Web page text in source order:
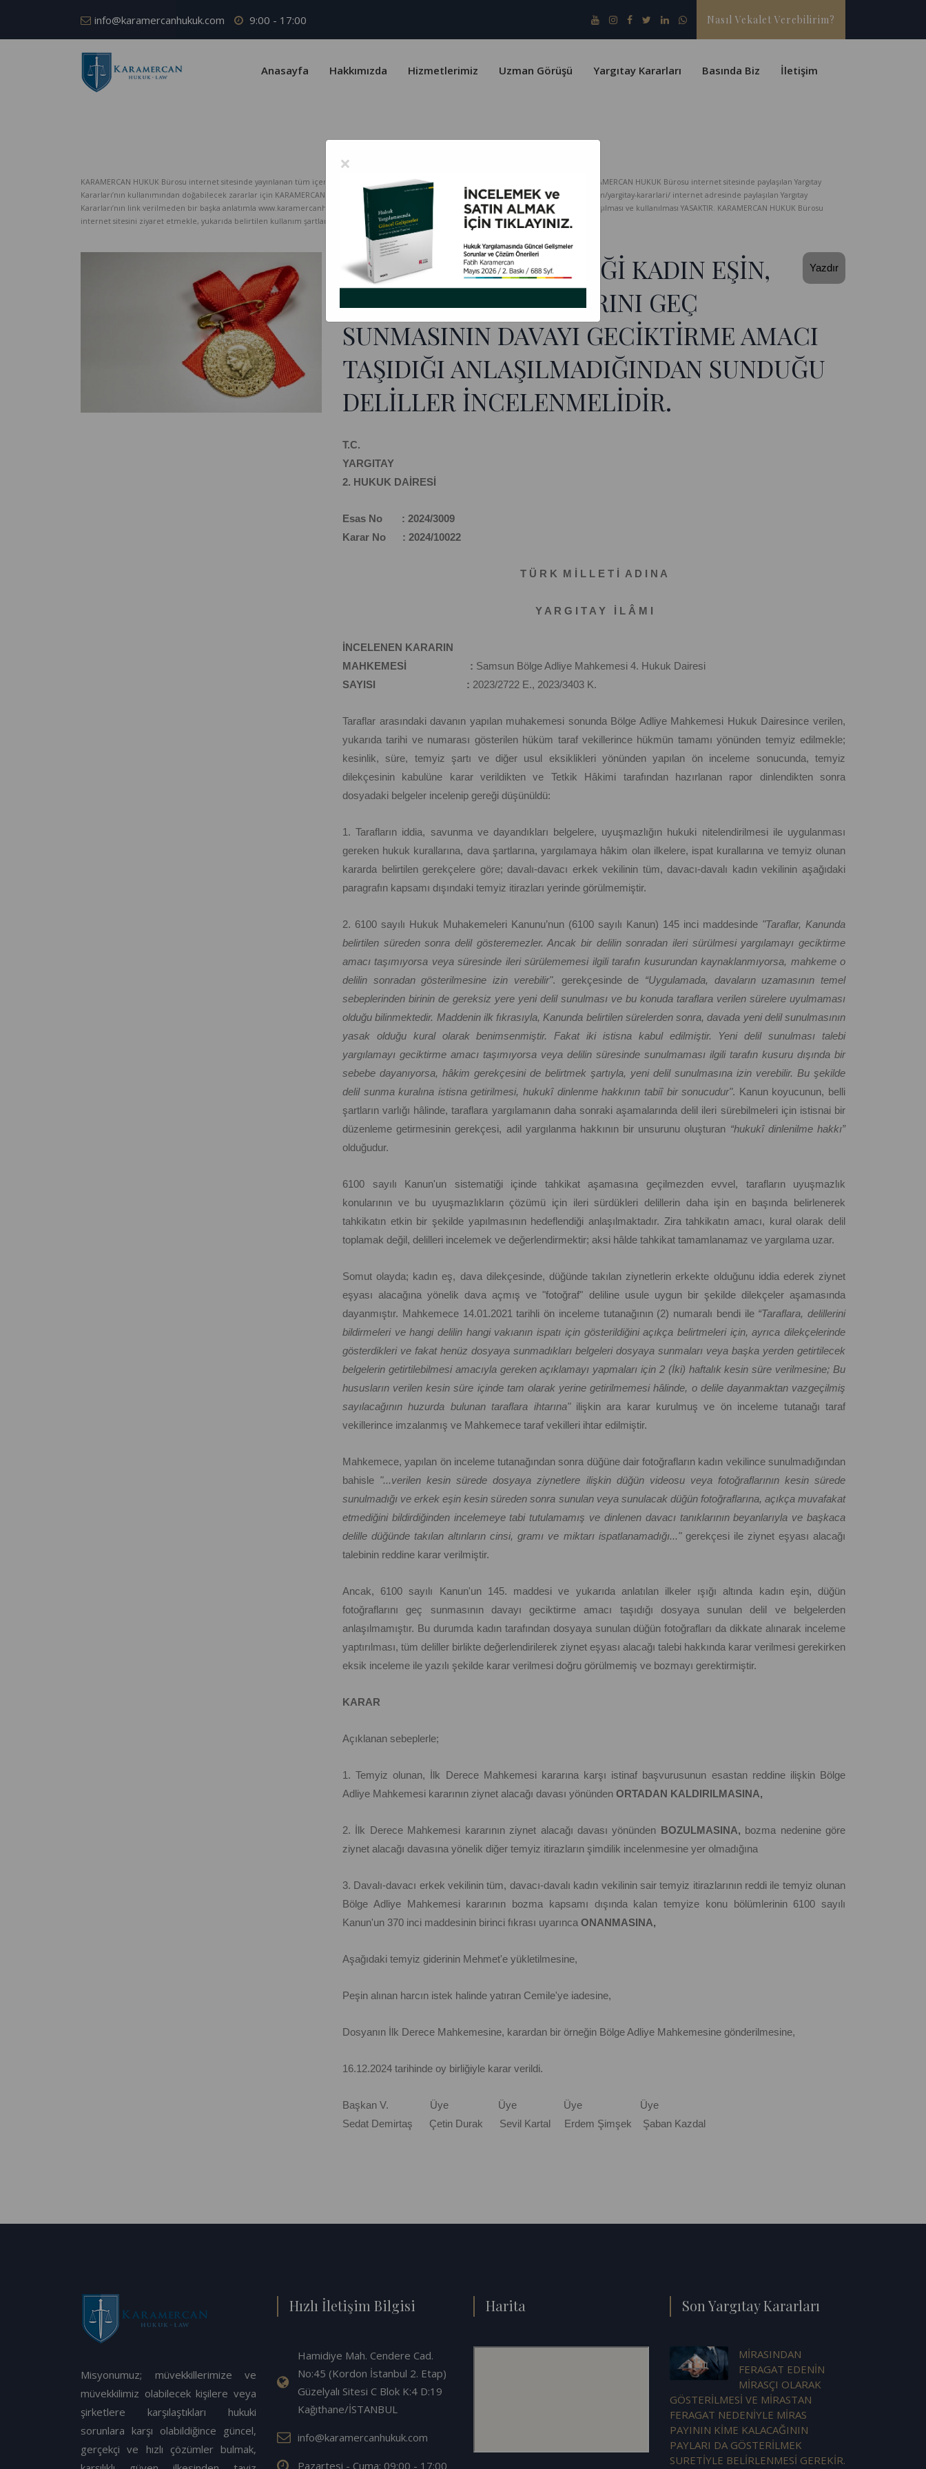
info@karamercanhukuk.com 9:00 - 17:00 Nasıl Vekalet Verebilirim?
Anasayfa Hakkımızda Hizmetlerimiz Uzman Görüşü Yargıtay Kararları Basında Biz İletişim
KARAMERCAN HUKUK Bürosu internet sitesinde yayınlanan tüm içerik telif yasaları ve Türk Patent Enstitüsü kapsamında koruma altındadır. KARAMERCAN HUKUK Bürosu internet sitesinde paylaşılan Yargıtay
Kararları’nın kullanımından doğabilecek zararlar için KARAMERCAN HUKUK Bürosu hiçbir sorumluluk kabul etmez. www.karamercanhukuk.com/yargitay-kararlari/ internet adresinde paylaşılan Yargıtay
Kararları’nın link verilmeden bir başka anlatımla www.karamercanhukuk.com internet adresinden alındığı belirtilmeksizin kopyalanması, paylaşılması ve kullanılması YASAKTIR. KARAMERCAN HUKUK Bürosu
internet sitesini ziyaret etmekle, yukarıda belirtilen kullanım şartlarını kabul etmiş sayılırsınız.
Yazdır
HMK 145 HÜKMÜ GEREĞİ KADIN EŞİN,
DÜĞÜN FOTOĞRAFLARINI GEÇ
SUNMASININ DAVAYI GECİKTİRME AMACI
TAŞIDIĞI ANLAŞILMADIĞINDAN SUNDUĞU
DELİLLER İNCELENMELİDİR.
T.C.
YARGITAY
2. HUKUK DAİRESİ
Esas No : 2024/3009
Karar No : 2024/10022
T Ü R K M İ L L E T İ A D I N A
Y A R G I T A Y İ L Â M I
İNCELENEN KARARIN
MAHKEMESİ : Samsun Bölge Adliye Mahkemesi 4. Hukuk Dairesi
SAYISI : 2023/2722 E., 2023/3403 K.
Taraflar arasındaki davanın yapılan muhakemesi sonunda Bölge Adliye Mahkemesi Hukuk Dairesince verilen,
yukarıda tarihi ve numarası gösterilen hüküm taraf vekillerince hükmün tamamı yönünden temyiz edilmekle;
kesinlik, süre, temyiz şartı ve diğer usul eksiklikleri yönünden yapılan ön inceleme sonucunda, temyiz
dilekçesinin kabulüne karar verildikten ve Tetkik Hâkimi tarafından hazırlanan rapor dinlendikten sonra
dosyadaki belgeler incelenip gereği düşünüldü:
1. Tarafların iddia, savunma ve dayandıkları belgelere, uyuşmazlığın hukuki nitelendirilmesi ile uygulanması
gereken hukuk kurallarına, dava şartlarına, yargılamaya hâkim olan ilkelere, ispat kurallarına ve temyiz olunan
kararda belirtilen gerekçelere göre; davalı-davacı erkek vekilinin tüm, davacı-davalı kadın vekilinin aşağıdaki
paragrafın kapsamı dışındaki temyiz itirazları yerinde görülmemiştir.
2. 6100 sayılı Hukuk Muhakemeleri Kanunu’nun (6100 sayılı Kanun) 145 inci maddesinde "Taraflar, Kanunda
belirtilen süreden sonra delil gösteremezler. Ancak bir delilin sonradan ileri sürülmesi yargılamayı geciktirme
amacı taşımıyorsa veya süresinde ileri sürülememesi ilgili tarafın kusurundan kaynaklanmıyorsa, mahkeme o
delilin sonradan gösterilmesine izin verebilir". gerekçesinde de “Uygulamada, davaların uzamasının temel
sebeplerinden birinin de gereksiz yere yeni delil sunulması ve bu konuda taraflara verilen sürelere uyulmaması
olduğu bilinmektedir. Maddenin ilk fıkrasıyla, Kanunda belirtilen sürelerden sonra, davada yeni delil sunulmasının
yasak olduğu kural olarak benimsenmiştir. Fakat iki istisna kabul edilmiştir. Yeni delil sunulması talebi
yargılamayı geciktirme amacı taşımıyorsa veya delilin süresinde sunulmaması ilgili tarafın kusuru dışında bir
sebebe dayanıyorsa, hâkim gerekçesini de belirtmek şartıyla, yeni delil sunulmasına izin verebilir. Bu şekilde
delil sunma kuralına istisna getirilmesi, hukukî dinlenme hakkının tabiî bir sonucudur". Kanun koyucunun, belli
şartların varlığı hâlinde, taraflara yargılamanın daha sonraki aşamalarında delil ileri sürebilmeleri için istisnai bir
düzenleme getirmesinin gerekçesi, adil yargılanma hakkının bir unsurunu oluşturan “hukukî dinlenilme hakkı”
olduğudur.
6100 sayılı Kanun'un sistematiği içinde tahkikat aşamasına geçilmezden evvel, tarafların uyuşmazlık
konularının ve bu uyuşmazlıkların çözümü için ileri sürdükleri delillerin daha işin en başında belirlenerek
tahkikatın etkin bir şekilde yapılmasının hedeflendiği anlaşılmaktadır. Zira tahkikatın amacı, kural olarak delil
toplamak değil, delilleri incelemek ve değerlendirmektir; aksi hâlde tahkikat tamamlanamaz ve yargılama uzar.
Somut olayda; kadın eş, dava dilekçesinde, düğünde takılan ziynetlerin erkekte olduğunu iddia ederek ziynet
eşyası alacağına yönelik dava açmış ve "fotoğraf" deliline usule uygun bir şekilde dilekçeler aşamasında
dayanmıştır. Mahkemece 14.01.2021 tarihli ön inceleme tutanağının (2) numaralı bendi ile “Taraflara, delillerini
bildirmeleri ve hangi delilin hangi vakıanın ispatı için gösterildiğini açıkça belirtmeleri için, ayrıca dilekçelerinde
gösterdikleri ve fakat henüz dosyaya sunmadıkları belgeleri dosyaya sunmaları veya başka yerden getirtilecek
belgelerin getirtilebilmesi amacıyla gereken açıklamayı yapmaları için 2 (İki) haftalık kesin süre verilmesine; Bu
hususların verilen kesin süre içinde tam olarak yerine getirilmemesi hâlinde, o delile dayanmaktan vazgeçilmiş
sayılacağının huzurda bulunan taraflara ihtarına"ilişkin ara karar kurulmuş ve ön inceleme tutanağı taraf
vekillerince imzalanmış ve Mahkemece taraf vekilleri ihtar edilmiştir.
Mahkemece, yapılan ön inceleme tutanağından sonra düğüne dair fotoğrafların kadın vekilince sunulmadığından
bahisle "...verilen kesin sürede dosyaya ziynetlere ilişkin düğün videosu veya fotoğraflarının kesin sürede
sunulmadığı ve erkek eşin kesin süreden sonra sunulan veya sunulacak düğün fotoğraflarına, açıkça muvafakat
etmediğini bildirdiğinden incelemeye tabi tutulamamış ve dinlenen davacı tanıklarının beyanlarıyla ve başkaca
delille düğünde takılan altınların cinsi, gramı ve miktarı ispatlanamadığı..."gerekçesi ile ziynet eşyası alacağı
talebinin reddine karar verilmiştir.
Ancak, 6100 sayılı Kanun'un 145. maddesi ve yukarıda anlatılan ilkeler ışığı altında kadın eşin, düğün
fotoğraflarını geç sunmasının davayı geciktirme amacı taşıdığı dosyaya sunulan delil ve belgelerden
anlaşılmamıştır. Bu durumda kadın tarafından dosyaya sunulan düğün fotoğrafları da dikkate alınarak inceleme
yaptırılması, tüm deliller birlikte değerlendirilerek ziynet eşyası alacağı talebi hakkında karar verilmesi gerekirken
eksik inceleme ile yazılı şekilde karar verilmesi doğru görülmemiş ve bozmayı gerektirmiştir.
KARAR
Açıklanan sebeplerle;
1. Temyiz olunan, İlk Derece Mahkemesi kararına karşı istinaf başvurusunun esastan reddine ilişkin Bölge
Adliye Mahkemesi kararının ziynet alacağı davası yönünden ORTADAN KALDIRILMASINA,
2. İlk Derece Mahkemesi kararının ziynet alacağı davası yönünden BOZULMASINA, bozma nedenine göre
ziynet alacağı davasına yönelik diğer temyiz itirazların şimdilik incelenmesine yer olmadığına
3. Davalı-davacı erkek vekilinin tüm, davacı-davalı kadın vekilinin sair temyiz itirazlarının reddi ile temyiz olunan
Bölge Adliye Mahkemesi kararının bozma kapsamı dışında kalan temyize konu bölümlerinin 6100 sayılı
Kanun'un 370 inci maddesinin birinci fıkrası uyarınca ONANMASINA,
Aşağıdaki temyiz giderinin Mehmet'e yükletilmesine,
Peşin alınan harcın istek halinde yatıran Cemile'ye iadesine,
Dosyanın İlk Derece Mahkemesine, karardan bir örneğin Bölge Adliye Mahkemesine gönderilmesine,
16.12.2024 tarihinde oy birliğiyle karar verildi.
Başkan V. Üye Üye Üye Üye
Sedat Demirtaş Çetin Durak Sevil Kartal Erdem Şimşek Şaban Kazdal
×
Misyonumuz; müvekkillerimize ve
müvekkilimiz olabilecek kişilere veya
şirketlere karşılaştıkları hukuki
sorunlara karşı olabildiğince güncel,
gerçekçi ve hızlı çözümler bulmak,
Hızlı İletişim Bilgisi
Hamidiye Mah. Cendere Cad.
No:45 (Kordon İstanbul 2. Etap)
Güzelyalı Sitesi C Blok K:4 D:19
Kağıthane/İSTANBUL
info@karamercanhukuk.com
Pazartesi - Cuma: 09:00 - 17:00
Harita Son Yargıtay Kararları
MİRASINDAN
FERAGAT EDENİN
MİRASÇI OLARAK
GÖSTERİLMESİ VE MİRASTAN
FERAGAT NEDENİYLE MİRAS
PAYININ KİME KALACAĞININ
PAYLARI DA GÖSTERİLMEK
SURETİYLE BELİRLENMESİ GEREKİR.